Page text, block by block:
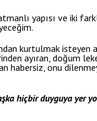
yapısı ve iki
kurtulmak isteyen
ayıran, doğum
habersiz, onu
hiçbir duyguya yer